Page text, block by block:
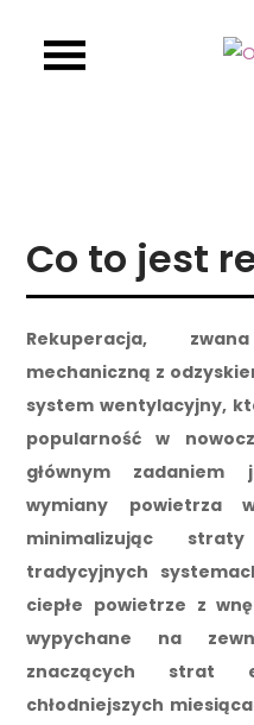
Co to jest
Rekuperacja,
mechaniczną z
system wentylacyjny,
popularność w
głównym zadaniem
wymiany powietrza
minimalizując
tradycyjnych
ciepłe powietrze z
wypychane na
znaczących strat
chłodniejszych